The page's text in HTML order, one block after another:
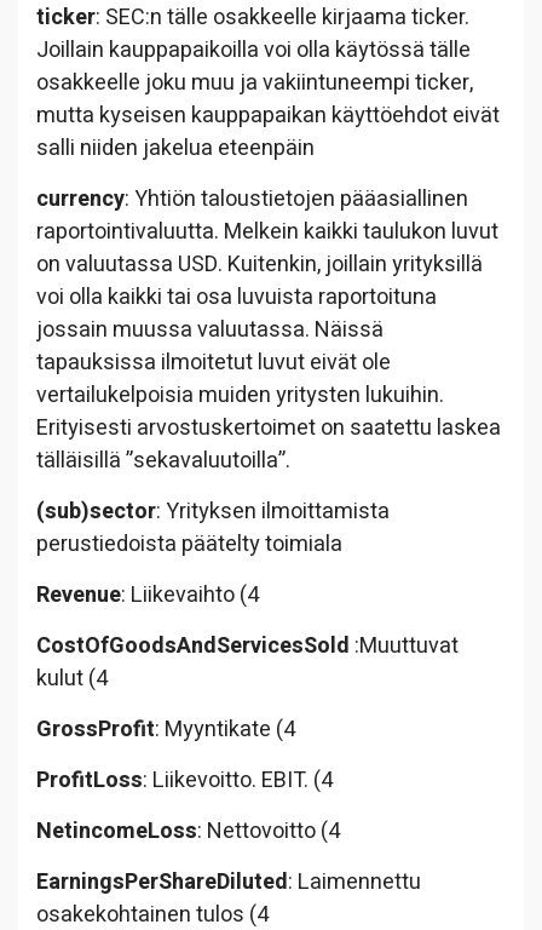
ticker: SEC:n tälle osakkeelle kirjaama ticker.
Joillain kauppapaikoilla voi olla käytössä tälle
osakkeelle joku muu ja vakiintuneempi ticker,
mutta kyseisen kauppapaikan käyttöehdot eivät
salli niiden jakelua eteenpäin
currency: Yhtiön taloustietojen pääasiallinen
raportointivaluutta. Melkein kaikki taulukon luvut
on valuutassa USD. Kuitenkin, joillain yrityksillä
voi olla kaikki tai osa luvuista raportoituna
jossain muussa valuutassa. Näissä
tapauksissa ilmoitetut luvut eivät ole
vertailukelpoisia muiden yritysten lukuihin.
Erityisesti arvostuskertoimet on saatettu laskea
tälläisillä ”sekavaluutoilla”.
(sub)sector: Yrityksen ilmoittamista
perustiedoista päätelty toimiala
Revenue: Liikevaihto (4
CostOfGoodsAndServicesSold :Muuttuvat
kulut (4
GrossProfit: Myyntikate (4
ProfitLoss: Liikevoitto. EBIT. (4
NetincomeLoss: Nettovoitto (4
EarningsPerShareDiluted: Laimennettu
osakekohtainen tulos (4